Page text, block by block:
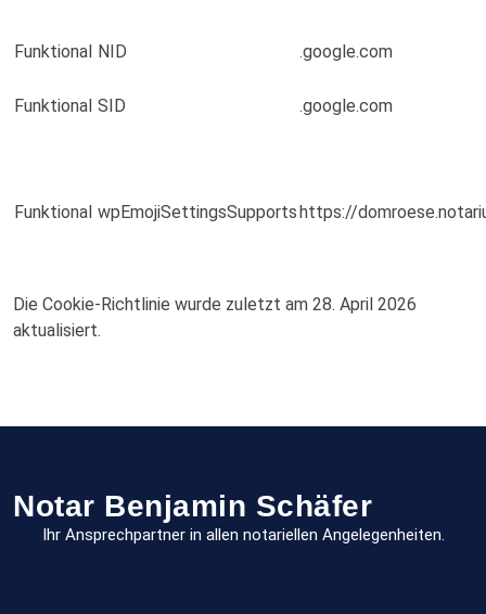
Funktional NID .google.com
Funktional SID .google.com
Funktional wpEmojiSettingsSupportshttps://
Die Cookie-Richtlinie wurde zuletzt am 28. April 2026
aktualisiert.
Notar Benjamin Schäfer
Ihr Ansprechpartner in allen notariellen Angelegenheiten.